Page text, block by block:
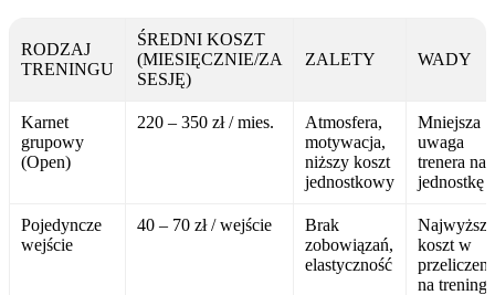
RODZAJ
TRENINGU
ŚREDNI KOSZT
(MIESIĘCZNIE/ZA
SESJĘ)
ZALETY WADY
Karnet
grupowy
(Open)
220 – 350 zł / mies.
Atmosfera,
motywacja,
niższy koszt
jednostkowy
Mniejsza
uwaga
trenera na
jednostkę
Pojedyncze
wejście
40 – 70 zł / wejście
Brak
zobowiązań,
elastyczność
Najwyższy
koszt w
na trening